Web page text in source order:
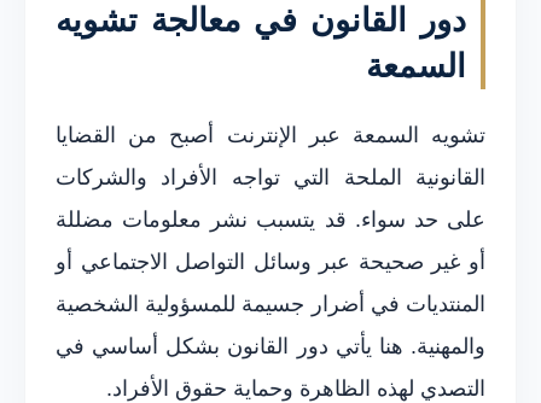
دور القانون في معالجة تشويه
السمعة
تشويه السمعة عبر الإنترنت أصبح من القضايا
القانونية الملحة التي تواجه الأفراد والشركات
على حد سواء. قد يتسبب نشر معلومات مضللة
أو غير صحيحة عبر وسائل التواصل الاجتماعي أو
المنتديات في أضرار جسيمة للمسؤولية الشخصية
والمهنية. هنا يأتي دور القانون بشكل أساسي في
التصدي لهذه الظاهرة وحماية حقوق الأفراد.